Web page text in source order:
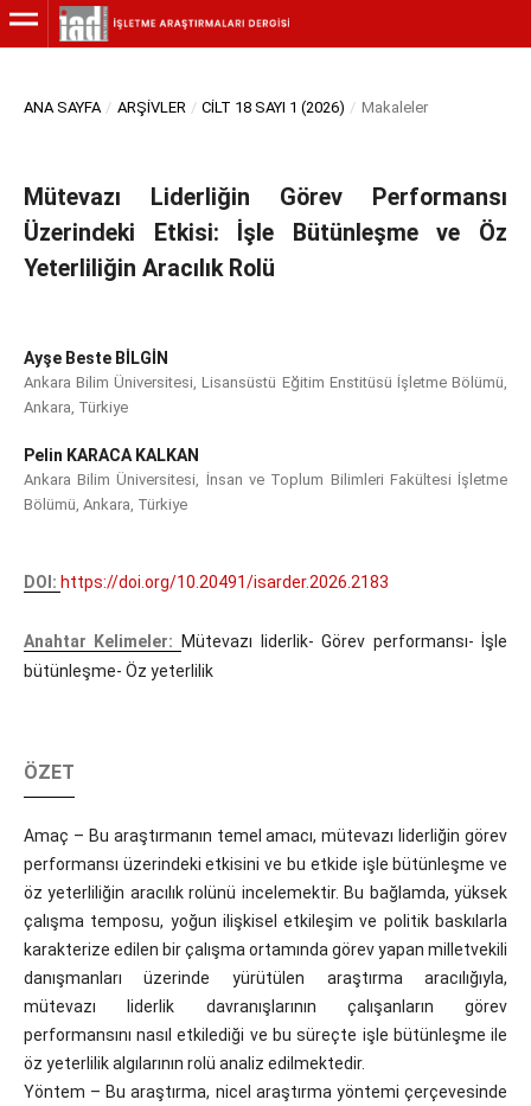
ANA SAYFA / ARŞIVLER / CILT 18 SAYI 1 (2026) / Makaleler
Mütevazı Liderliğin Görev Performansı
Üzerindeki Etkisi: İşle Bütünleşme ve Öz
Yeterliliğin Aracılık Rolü
Ayşe Beste BİLGİN
Ankara Bilim Üniversitesi, Lisansüstü Eğitim Enstitüsü İşletme Bölümü,
Ankara, Türkiye
Pelin KARACA KALKAN
Ankara Bilim Üniversitesi, İnsan ve Toplum Bilimleri Fakültesi İşletme
Bölümü, Ankara, Türkiye
DOI: https://doi.org/10.20491/isarder.2026.2183
Anahtar Kelimeler:
Mütevazı liderlik- Görev performansı- İşle
bütünleşme- Öz yeterlilik
ÖZET
Amaç – Bu araştırmanın temel amacı, mütevazı liderliğin görev
performansı üzerindeki etkisini ve bu etkide işle bütünleşme ve
öz yeterliliğin aracılık rolünü incelemektir. Bu bağlamda, yüksek
çalışma temposu, yoğun ilişkisel etkileşim ve politik baskılarla
karakterize edilen bir çalışma ortamında görev yapan milletvekili
danışmanları üzerinde yürütülen araştırma aracılığıyla,
mütevazı liderlik davranışlarının çalışanların görev
performansını nasıl etkilediği ve bu süreçte işle bütünleşme ile
öz yeterlilik algılarının rolü analiz edilmektedir.
Yöntem – Bu araştırma, nicel araştırma yöntemi çerçevesinde